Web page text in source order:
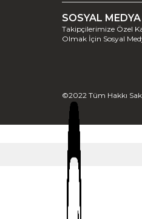
SOSYAL MEDYA
Takipçilerimize Özel
Olmak İçin Sosyal
©2022 Tüm Hakkı